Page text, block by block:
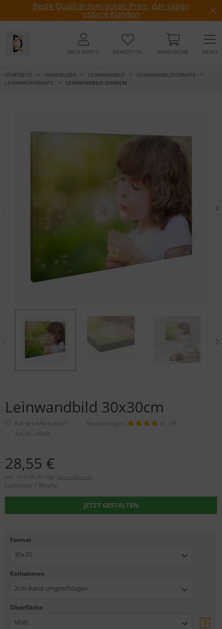
Beste Qualität zum guten Preis, das sagen
unsere Kunden
MEIN KONTO MERKZETTEL WARENKORB MENÜ
STARTSEITE WANDBILDER LEINWANDBILD
LEINWANDBILDFORMATE
LEINWANDFORMATE
LEINWANDBILD 30X30CM
Leinwandbild 30x30cm
Bewertungen:
(3)
Art.Nr.: 4949
28,55 €
inkl. 19 % MwSt. zzgl. Versandkosten
Lieferzeit: 1 Woche
JETZT GESTALTEN
Format
30x30
Keilrahmen
2cm Rand umgeschlagen
Oberfläche
Matt